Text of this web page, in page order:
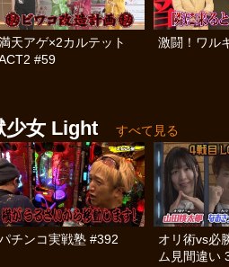
天アゲ×2カルテット
#59
激闘！ワル
少女 Light すべて見る
チンコ実戦塾 #392
オリ術vs必
ム見間違い